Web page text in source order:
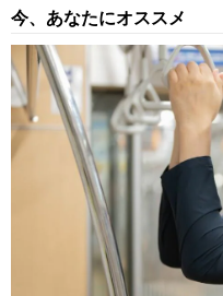
今、あなたにオススメ